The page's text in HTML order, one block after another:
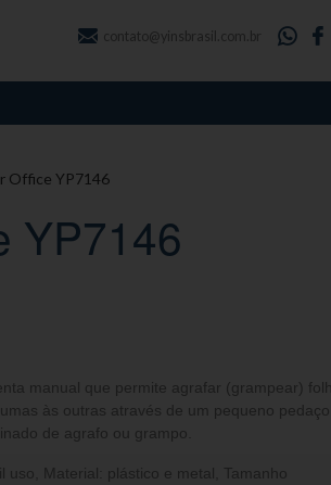
contato@yinsbrasil.com.br
Office YP7146
YP7146
manual que permite agrafar (grampear)
às outras através de um pequeno
de agrafo ou grampo.
uso, Material: plástico e metal, Tamanho